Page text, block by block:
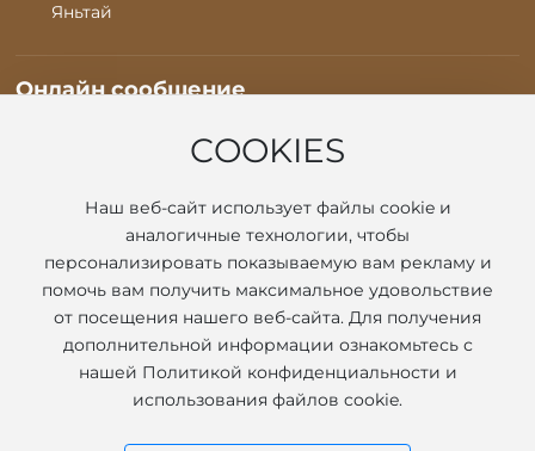
Яньтай
Онлайн сообщение
информацию и поддерживайте связь, мы свяжемся с вами как
Отправить сообщение
COOKIES
Наш веб-сайт использует файлы cookie и
аналогичные технологии, чтобы
персонализировать показываемую вам рекламу и
помочь вам получить максимальное удовольствие
от посещения нашего веб-сайта. Для получения
дополнительной информации ознакомьтесь с
нашей Политикой конфиденциальности и
использования файлов cookie.